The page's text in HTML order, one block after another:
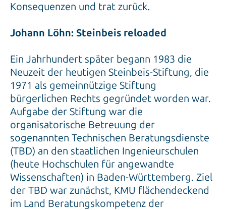
Konsequenzen und trat zurück.
Johann Löhn: Steinbeis reloaded
Ein Jahrhundert später begann 1983 die
Neuzeit der heutigen Steinbeis-Stiftung, die
1971 als gemeinnützige Stiftung
bürgerlichen Rechts gegründet worden war.
Aufgabe der Stiftung war die
organisatorische Betreuung der
sogenannten Technischen Beratungsdienste
(TBD) an den staatlichen Ingenieurschulen
(heute Hochschulen für angewandte
Wissenschaften) in Baden-Württemberg. Ziel
der TBD war zunächst, KMU flächendeckend
im Land Beratungskompetenz der